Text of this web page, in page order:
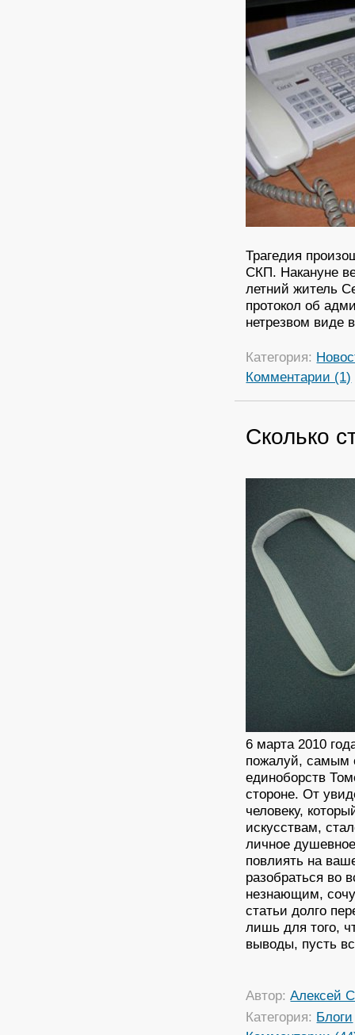
Трагедия
СКП. Накануне
летний житель
протокол об
нетрезвом виде
Категория:
Комментарии (1)
Сколько
6 марта 2010
пожалуй, самым
единоборств
стороне. От
человеку,
искусствам,
личное
повлиять на
разобраться
незнающим,
статьи долго
лишь для того,
выводы, пусть
Автор:Алексей
Категория: Блоги